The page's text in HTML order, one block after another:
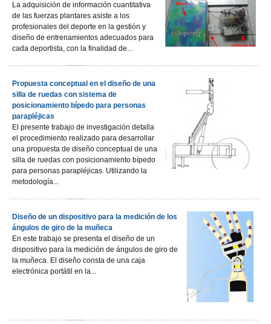
La adquisición de información cuantitativa
de las fuerzas plantares asiste a los
profesionales del deporte en la gestión y
diseño de entrenamientos adecuados para
cada deportista, con la finalidad de...
Propuesta conceptual en el diseño de una
silla de ruedas con sistema de
posicionamiento bípedo para personas
parapléjicas
El presente trabajo de investigación detalla
el procedimiento realizado para desarrollar
una propuesta de diseño conceptual de una
silla de ruedas con posicionamiento bípedo
para personas parapléjicas. Utilizando la
metodología...
Diseño de un dispositivo para la medición de los
ángulos de giro de la muñeca
En este trabajo se presenta el diseño de un
dispositivo para la medición de ángulos de giro de
la muñeca. El diseño consta de una caja
electrónica portátil en la...